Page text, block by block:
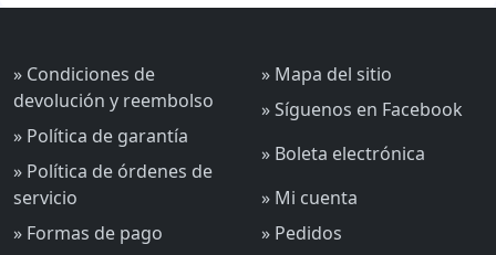
» Condiciones de
devolución y reembolso
» Política de garantía
» Política de órdenes de
servicio
» Formas de pago
» Mapa del sitio
» Síguenos en Facebook
» Boleta electrónica
» Mi cuenta
» Pedidos